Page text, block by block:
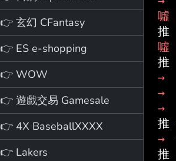
👉 玄幻 CFantasy
👉 ES e-shopping
👉 WOW
👉 遊戲交易 Gamesale
👉 4X BaseballXXXX
👉 Lakers
噓
推
噓
推
→
→
→
推
→
推